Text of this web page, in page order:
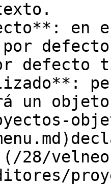
en
por
defecto
un
28/